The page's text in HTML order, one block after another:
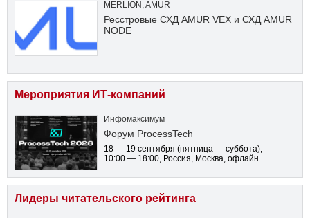
MERLION ,AMUR
Ресстровые СХД AMUR VEX и СХД AMUR
NODE
Мероприятия ИТ-компаний
Инфомаксимум
Форум ProcessTech
18 — 19 сентября (пятница — суббота),
10:00 — 18:00, Россия, Москва, офлайн
Лидеры читательского рейтинга